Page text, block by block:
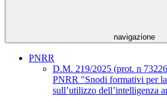
navigazione
PNRR
D.M. 219/2025 (prot. n
PNRR "Snodi formativi per
sull’utilizzo dell’intelligenza